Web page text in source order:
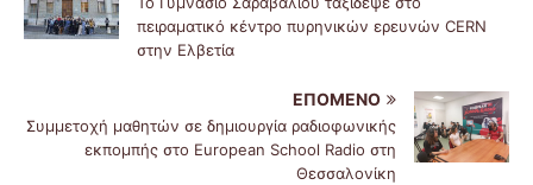
πειραματικό κέντρο πυρηνικών ερευνών CERN
στην Ελβετία
ΕΠΌΜΕΝΟ
Συμμετοχή μαθητών σε δημιουργία ραδιοφωνικής
εκπομπής στο European School Radio στη
Θεσσαλονίκη